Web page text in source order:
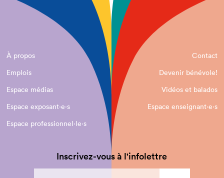
À propos
Contact
Emplois
Devenir bénévole!
Espace médias
Vidéos et balados
Espace exposant·e⋅s
Espace enseignant·e⋅s
Espace professionnel·le⋅s
Inscrivez-vous à l'infolettre